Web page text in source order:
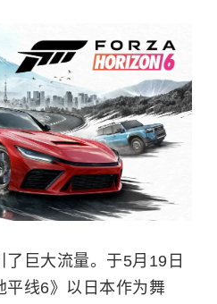
巨大流量。于5月19日
平线6》以日本作为舞